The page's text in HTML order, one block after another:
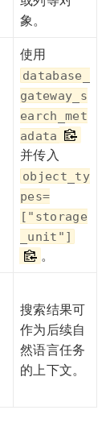
象。
使用
database_
gateway_s
earch_met
adata
并传入
object_ty
pes=
["storage
_unit"]
。
搜索结果可
作为后续自
然语言任务
的上下文。